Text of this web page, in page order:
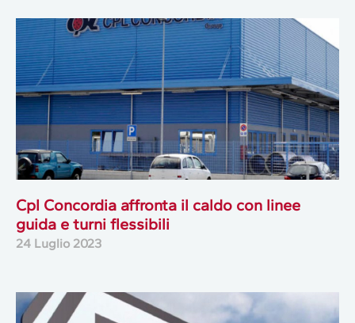
Cpl Concordia affronta il caldo con linee
guida e turni flessibili
24 Luglio 2023